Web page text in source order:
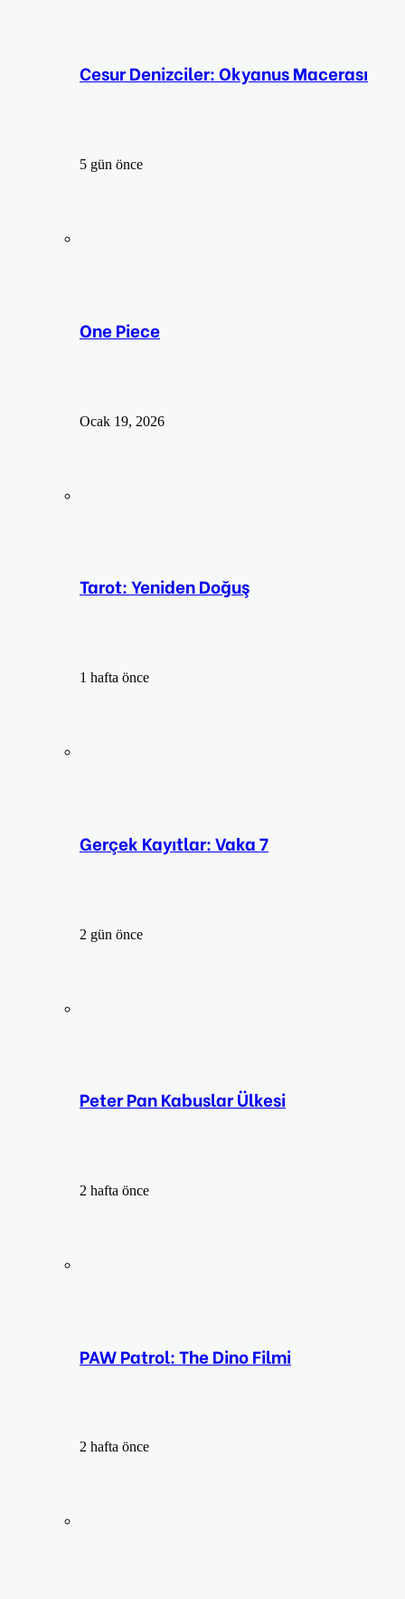
Cesur Denizciler: Okyanus Macerası
5 gün önce
One Piece
Ocak 19, 2026
Tarot: Yeniden Doğuş
1 hafta önce
Gerçek Kayıtlar: Vaka 7
2 gün önce
Peter Pan Kabuslar Ülkesi
2 hafta önce
PAW Patrol: The Dino Filmi
2 hafta önce